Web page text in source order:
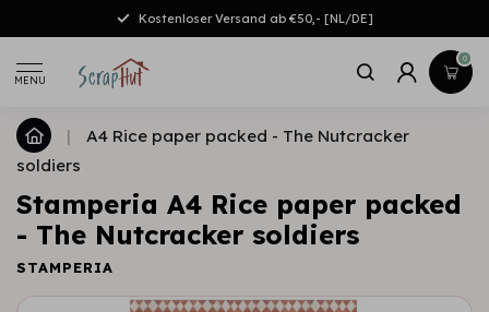
Kostenloser Versand ab €50,- [NL/DE]
MENU
0
|
A4 Rice paper packed - The Nutcracker
soldiers
Stamperia A4 Rice paper packed
- The Nutcracker soldiers
STAMPERIA